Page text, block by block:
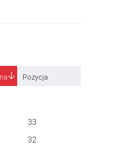
Pozycja
33
32